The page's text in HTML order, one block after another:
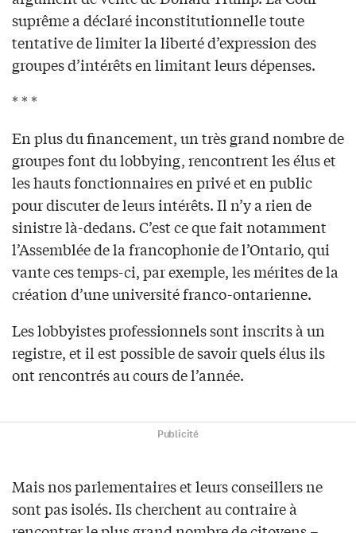
suprême a déclaré inconstitutionnelle toute
tentative de limiter la liberté d’expression des
groupes d’intérêts en limitant leurs dépenses.
* * *
En plus du financement, un très grand nombre de
groupes font du lobbying, rencontrent les élus et
les hauts fonctionnaires en privé et en public
pour discuter de leurs intérêts. Il n’y a rien de
sinistre là-dedans. C’est ce que fait notamment
l’Assemblée de la francophonie de l’Ontario, qui
vante ces temps-ci, par exemple, les mérites de la
création d’une université franco-ontarienne.
Les lobbyistes professionnels sont inscrits à un
registre, et il est possible de savoir quels élus ils
ont rencontrés au cours de l’année.
Publicité
Mais nos parlementaires et leurs conseillers ne
sont pas isolés. Ils cherchent au contraire à